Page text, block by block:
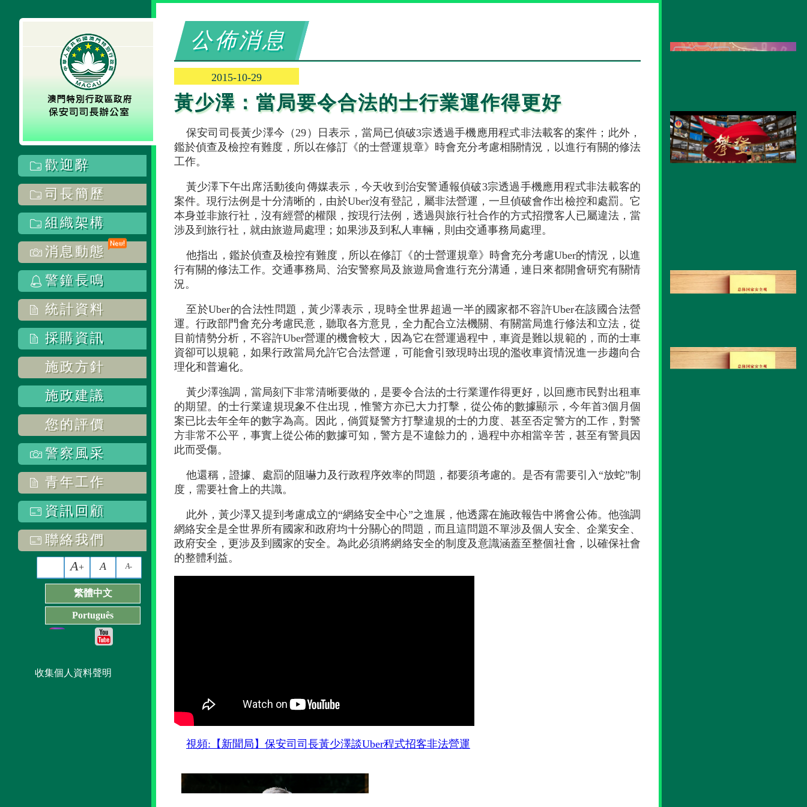
歡迎辭
司長簡歷
組織架構
消息動態
警鐘長鳴
統計資料
採購資訊
施政方針
施政建議
您的評價
警察風采
青年工作
資訊回顧
聯絡我們
A-
A
A+
繁體中文
Português
收集個人資料聲明
公佈消息
2015-10-29
黃少澤：當局要令合法的士行業運作得更好
保安司司長黃少澤今（29）日表示，當局已偵破3宗透過手機應用程式非法載客的案件；此外，
鑑於偵查及檢控有難度，所以在修訂《的士營運規章》時會充分考慮相關情況，以進行有關的修法
工作。
黃少澤下午出席活動後向傳媒表示，今天收到治安警通報偵破3宗透過手機應用程式非法載客的
案件。現行法例是十分清晰的，由於Uber沒有登記，屬非法營運，一旦偵破會作出檢控和處罰。它
本身並非旅行社，沒有經營的權限，按現行法例，透過與旅行社合作的方式招攬客人已屬違法，當
涉及到旅行社，就由旅遊局處理；如果涉及到私人車輛，則由交通事務局處理。
他指出，鑑於偵查及檢控有難度，所以在修訂《的士營運規章》時會充分考慮Uber的情況，以進
行有關的修法工作。交通事務局、治安警察局及旅遊局會進行充分溝通，連日來都開會研究有關情
況。
至於Uber的合法性問題，黃少澤表示，現時全世界超過一半的國家都不容許Uber在該國合法營
運。行政部門會充分考慮民意，聽取各方意見，全力配合立法機關、有關當局進行修法和立法，從
目前情勢分析，不容許Uber營運的機會較大，因為它在營運過程中，車資是難以規範的，而的士車
資卻可以規範，如果行政當局允許它合法營運，可能會引致現時出現的濫收車資情況進一步趨向合
理化和普遍化。
黃少澤強調，當局刻下非常清晰要做的，是要令合法的士行業運作得更好，以回應市民對出租車
的期望。的士行業違規現象不住出現，惟警方亦已大力打擊，從公佈的數據顯示，今年首3個月個
案已比去年全年的數字為高。因此，倘質疑警方打擊違規的士的力度、甚至否定警方的工作，對警
方非常不公平，事實上從公佈的數據可知，警方是不違餘力的，過程中亦相當辛苦，甚至有警員因
此而受傷。
他還稱，證據、處罰的阻嚇力及行政程序效率的問題，都要須考慮的。是否有需要引入“放蛇”制
度，需要社會上的共識。
此外，黃少澤又提到考慮成立的“網絡安全中心”之進展，他透露在施政報告中將會公佈。他強調
網絡安全是全世界所有國家和政府均十分關心的問題，而且這問題不單涉及個人安全、企業安全、
政府安全，更涉及到國家的安全。為此必須將網絡安全的制度及意識涵蓋至整個社會，以確保社會
的整體利益。
視頻:【新聞局】保安司司長黃少澤談Uber程式招客非法營運